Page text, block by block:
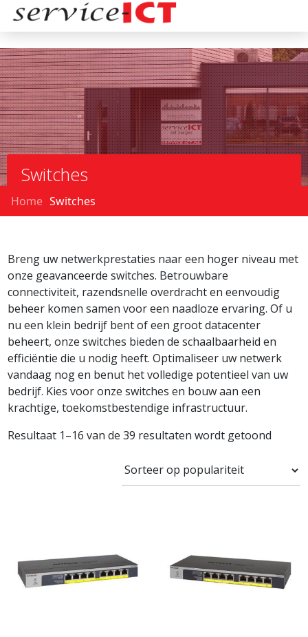
Switches
Home Switches
Breng uw netwerkprestaties naar een hoger niveau met
onze geavanceerde switches. Betrouwbare
connectiviteit, razendsnelle overdracht en eenvoudig
beheer komen samen voor een naadloze ervaring. Of u
nu een klein bedrijf bent of een groot datacenter
beheert, onze switches bieden de schaalbaarheid en
efficiëntie die u nodig heeft. Optimaliseer uw netwerk
vandaag nog en benut het volledige potentieel van uw
bedrijf. Kies voor onze switches en bouw aan een
krachtige, toekomstbestendige infrastructuur.
Resultaat 1–16 van de 39 resultaten wordt getoond